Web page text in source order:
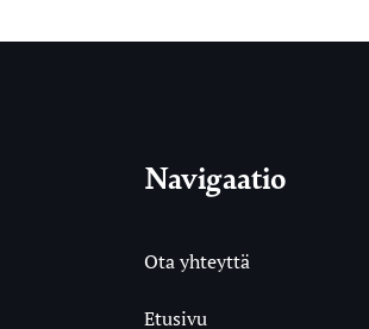
Navigaatio
Ota yhteyttä
Etusivu